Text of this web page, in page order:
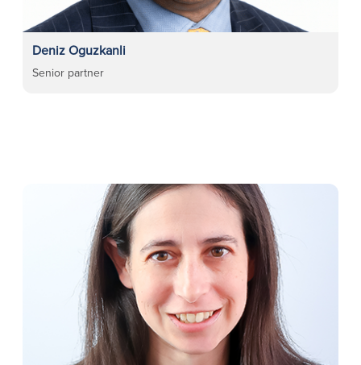
Deniz Oguzkanli
Senior partner